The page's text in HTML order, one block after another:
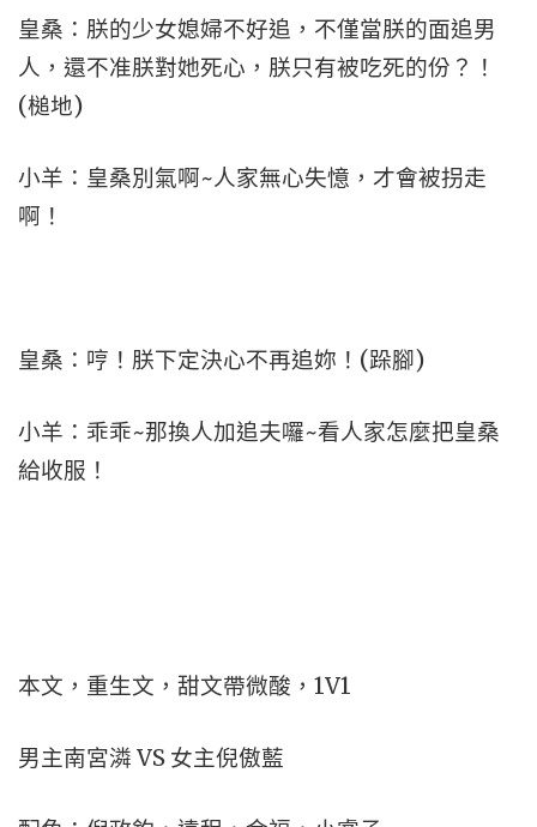
皇桑：朕的少女媳婦不好追，不僅當朕的面追男
人，還不准朕對她死心，朕只有被吃死的份？！
(槌地)
小羊：皇桑別氣啊~人家無心失憶，才會被拐走
啊！
皇桑：哼！朕下定決心不再追妳！(跺腳)
小羊：乖乖~那換人加追夫囉~看人家怎麼把皇桑
給收服！
本文，重生文，甜文帶微酸，1V1
男主南宮潾 VS 女主倪傲藍